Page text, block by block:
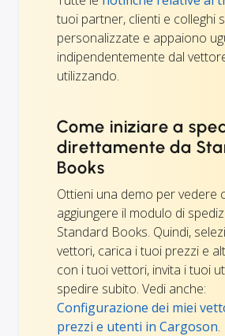
tuoi partner, clienti e colleghi
personalizzate e appaiono
indipendentemente dal
utilizzando.
Come iniziare a
direttamente da
Books
Ottieni una demo per vedere
aggiungere il modulo di
Standard Books. Quindi,
vettori, carica i tuoi prezzi e
con i tuoi vettori, invita i tuoi
spedire subito. Vedi anche:
Configurazione dei miei
prezzi e utenti in Cargoson.